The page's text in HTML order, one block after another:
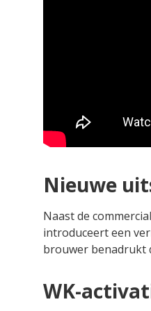
Nieuwe
Naast de
introduceert een
brouwer benadrukt
WK-